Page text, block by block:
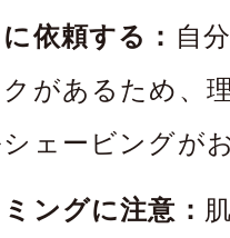
依頼する： 自
クがあるため、
ェービングが
ングに注意：